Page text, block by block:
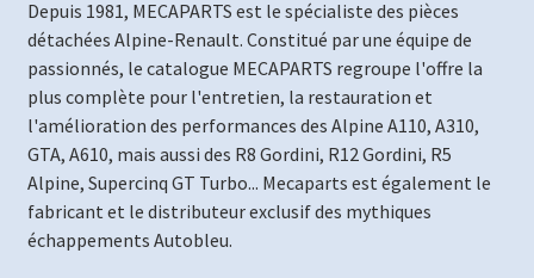
Depuis 1981, MECAPARTS est le spécialiste des pièces
détachées Alpine-Renault. Constitué par une équipe de
passionnés, le catalogue MECAPARTS regroupe l'offre la
plus complète pour l'entretien, la restauration et
l'amélioration des performances des Alpine A110, A310,
GTA, A610, mais aussi des R8 Gordini, R12 Gordini, R5
Alpine, Supercinq GT Turbo... Mecaparts est également le
fabricant et le distributeur exclusif des mythiques
échappements Autobleu.